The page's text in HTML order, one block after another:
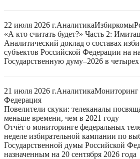
22 июля 2026 г.АналитикаИзбиркомы
«А кто считать будет?» Часть 2:
Аналитический доклад о составах
субъектов Российской Федерации на
Государственную думу–2026 в четырех
21 июля 2026 г.АналитикаМониторинг
Федерация
Повелители скуки: телеканалы
меньше времени, чем в 2021 году
Отчёт о мониторинге федеральных
неделе избирательной кампании по
Государственной думы Российской
назначенным на 20 сентября 2026 года